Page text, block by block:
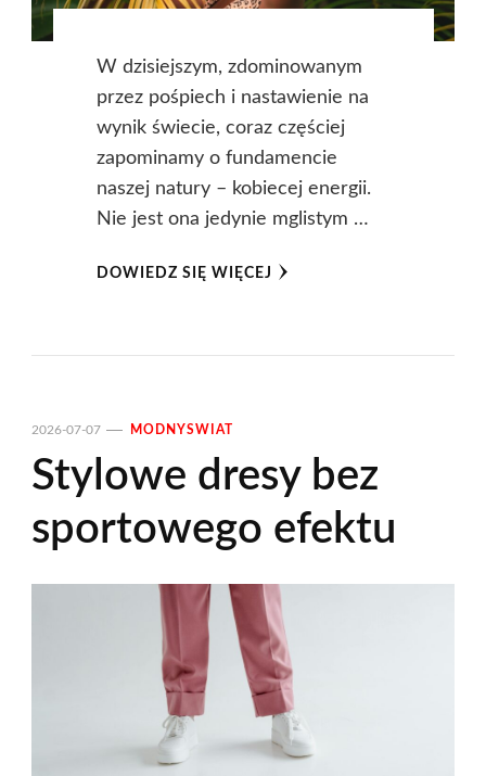
W dzisiejszym, zdominowanym
przez pośpiech i nastawienie na
wynik świecie, coraz częściej
zapominamy o fundamencie
naszej natury – kobiecej energii.
Nie jest ona jedynie mglistym …
DOWIEDZ SIĘ WIĘCEJ
2026-07-07 MODNYSWIAT
Stylowe dresy bez
sportowego efektu